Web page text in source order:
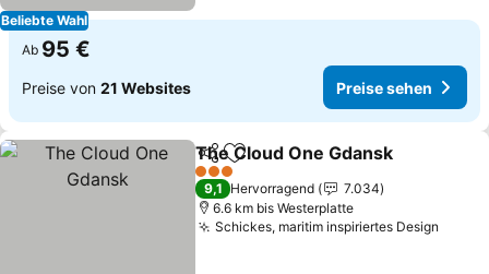
Beliebte Wahl
Ab 95 €
Preise von 21 Websites Preise sehen
TeilenZu Favoriten hinzufügen
The Cloud One Gdansk
3 Sterne
9,1 Hervorragend
7.034
6.6 km bis Westerplatte
Schickes, maritim inspiriertes Design